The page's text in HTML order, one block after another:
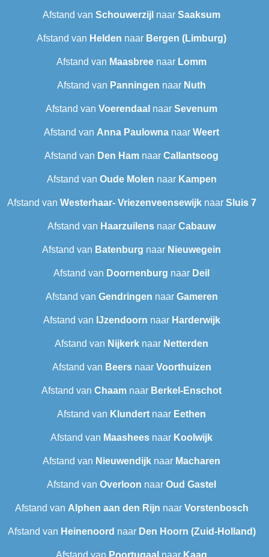
Afstand van Schouwerzijl naar Saaksum
Afstand van Helden naar Bergen (Limburg)
Afstand van Maasbree naar Lomm
Afstand van Panningen naar Nuth
Afstand van Voerendaal naar Sevenum
Afstand van Anna Paulowna naar Weert
Afstand van Den Ham naar Callantsoog
Afstand van Oude Molen naar Kampen
Afstand van Westerhaar- Vriezenveensewijknaar Sluis 7
Afstand van Haarzuilens naar Cabauw
Afstand van Batenburg naar Nieuwegein
Afstand van Doornenburg naar Deil
Afstand van Gendringen naar Gameren
Afstand van IJzendoorn naar Harderwijk
Afstand van Nijkerk naar Netterden
Afstand van Beersnaar Voorthuizen
Afstand van Chaam naar Berkel-Enschot
Afstand van Klundert naar Eethen
Afstand van Maashees naar Koolwijk
Afstand van Nieuwendijk naar Macharen
Afstand van Overloon naar Oud Gastel
Afstand van Alphen aan den Rijn naar Vorstenbosch
Afstand van Heinenoord naar Den Hoorn (Zuid-Holland)
Afstand van Poortugaal naar Kaag